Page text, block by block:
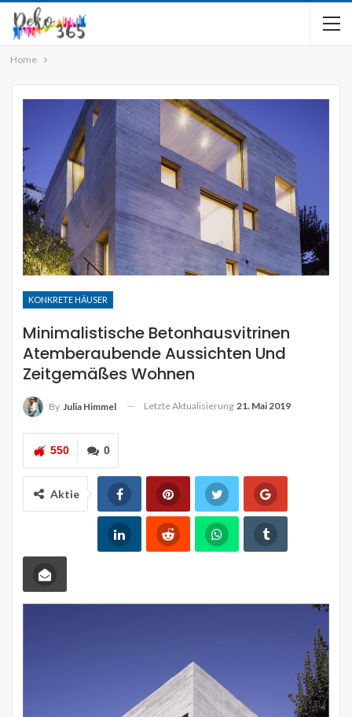
Home
KONKRETE HÄUSER
Minimalistische Betonhausvitrinen
Atemberaubende Aussichten Und
Zeitgemäßes Wohnen
By Julia Himmel Letzte Aktualisierung 21. Mai 2019
0
550
Aktie